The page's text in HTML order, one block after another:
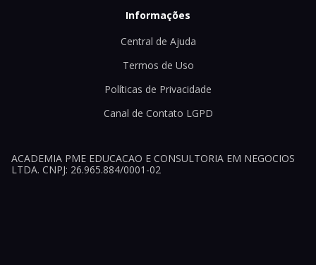
Informações
Central de Ajuda
Termos de Uso
Políticas de Privacidade
Canal de Contato LGPD
ACADEMIA PME EDUCACAO E CONSULTORIA EM NEGOCIOS
LTDA. CNPJ: 26.965.884/0001-02